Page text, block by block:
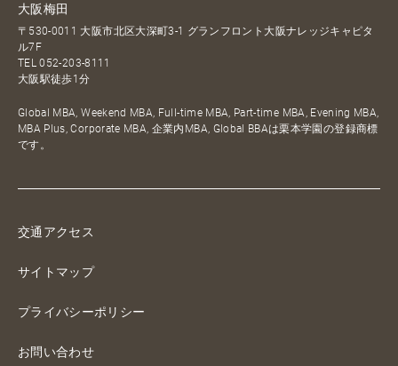
大阪梅田
〒530-0011 大阪市北区大深町3-1 グランフロント大阪ナレッジキャピタ
ル7F
TEL052-203-8111
大阪駅徒歩1分
Global MBA, Weekend MBA, Full-time MBA, Part-time MBA, Evening MBA,
MBA Plus, Corporate MBA, 企業内MBA, Global BBAは栗本学園の登録商標
です。
交通アクセス
サイトマップ
プライバシーポリシー
お問い合わせ